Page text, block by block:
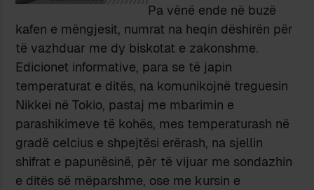
Pa vënë ende në buzë
kafen e mëngjesit, numrat na heqin dëshirën për
të vazhduar me dy biskotat e zakonshme.
Edicionet informative, para se të japin
temperaturat e ditës, na komunikojnë treguesin
Nikkei në Tokio, pastaj me mbarimin e
parashikimeve të kohës, mes temperaturash në
gradë celcius e shpejtësi erërash, na sjellin
shifrat e papunësinë, për të vijuar me sondazhin
e ditës së mëparshme, ose me kursin e